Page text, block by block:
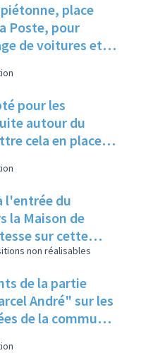
place
Poste, pour
de voitures et
pour les
autour du
cela en place
de la ville
l'entrée du
la Maison de
sur cette
non réalisables
de la partie
André" sur les
de la commune
le parvis des